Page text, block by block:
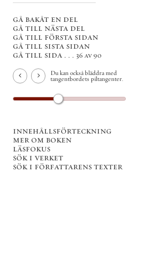
gå bakåt en del
gå till nästa del
gå till första sidan
gå till sista sidan
gå till sida . . . 36 av 90
Du kan också bläddra med
tangentbordets piltangenter.
innehållsförteckning
mer om boken
läsfokus
sök i verket
sök i författarens texter